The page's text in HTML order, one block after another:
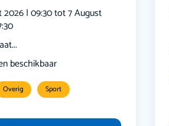
2026 | 09:30 tot 7 August
beschikbaar
Overig Sport